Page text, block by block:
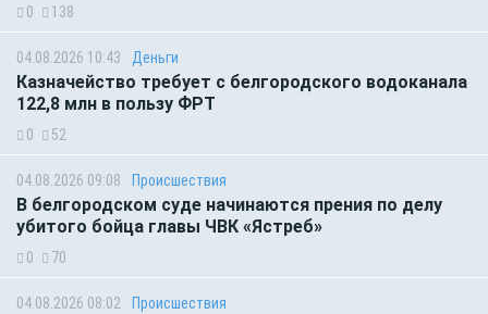
0 138
04.08.2026 10:43 Деньги
Казначейство требует с белгородского водоканала
122,8 млн в пользу ФРТ
0 52
04.08.2026 09:08 Происшествия
В белгородском суде начинаются прения по делу
убитого бойца главы ЧВК «Ястреб»
0 70
04.08.2026 08:02 Происшествия